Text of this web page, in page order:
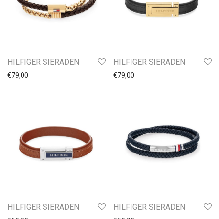
Leer
HILFIGER SIERADEN
Collier dames
Collier heren
Collier 38cm
Collier 50cm
HILFIGER SIERADEN
€79,00
HILFIGER SIERADEN
€79,00
HILFIGER SIERADEN HILFIGER SIERADEN